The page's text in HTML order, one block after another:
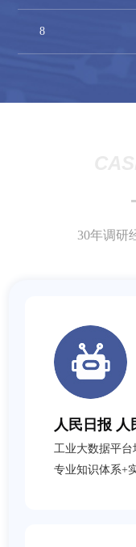
8
30年调研
人民日报 人
工业大数据平台
专业知识体系+